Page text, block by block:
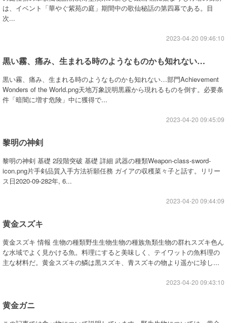
は、イベント「華やぐ紫苑の庭」期間中の歌仙秘話の第四幕である。目
次...
2023-04-20 09:46:10
黒い霧、痛み、生まれる時のようなものかも知れない…
黒い霧、痛み、生まれる時のようなものかも知れない…部門Achievement
Wonders of the World.png天地万象説明黒霧から現れるものを倒す。必要条
件「暗闇に増す危険」中に獲得で...
2023-04-20 09:45:09
黎明の神剣
黎明の神剣 基礎 2段階突破 基礎 詳細 武器の種類Weapon-class-sword-
icon.png片手剣品質入手方法祈願任務 ガイアの収穫菜々子と話す。リリー
ス日2020-09-282年, 6...
2023-04-20 09:44:09
黄金スズキ
黄金スズキ 情報 生物の種類野生生物生物の種族魚類生物の群れスズキ色ん
な水域でよく見かける魚。料理にすると美味しく、テイワットの魚料理の
主な材料だ。黄金スズキの鱗は黒スズキ、青スズキの物より遥かに珍し...
2023-04-20 09:43:10
黄金ガニ